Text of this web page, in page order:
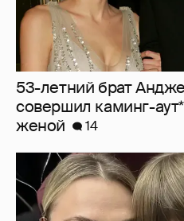
"Не буду её никуда
высказалась о